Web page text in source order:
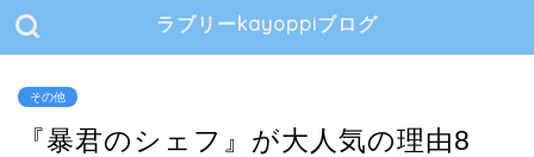
ラブリーkayoppiブログ
その他
『暴君のシェフ』が大人気の理由8